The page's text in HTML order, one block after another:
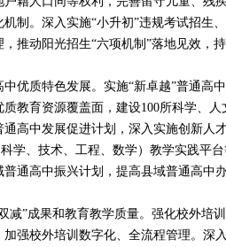
制。深入实施“小升初”违规考试招生
推动阳光招生“六项机制”落地见效，
质特色发展。实施“新卓越”普通高
教育资源覆盖面，建设100所科学、
高中发展促进计划，深入实施创新人
学、技术、工程、数学）教学实践平
通高中振兴计划，提高县域普通高中
”成果和教育教学质量。强化校外培
强校外培训数字化、全流程管理。深